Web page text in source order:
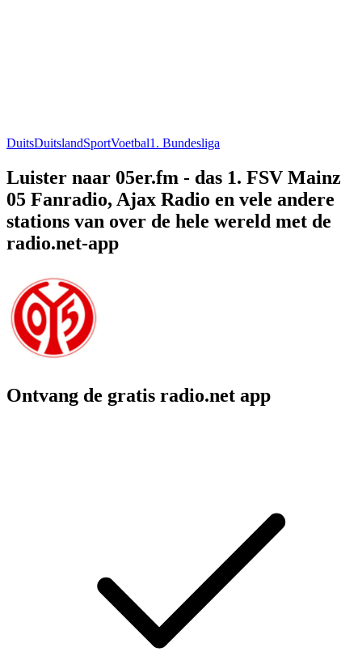
DuitsDuitslandSportVoetbal1. Bundesliga
Luister naar 05er.fm - das 1. FSV Mainz
05 Fanradio, Ajax Radio en vele andere
stations van over de hele wereld met de
radio.net-app
Ontvang de gratis radio.net app